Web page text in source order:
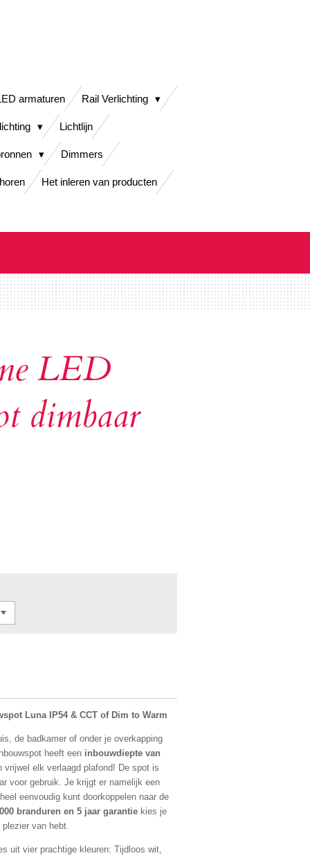
armaturen Rail Verlichting
Lichtlijn
Dimmers
Het inleren van producten
LED
dimbaar
Luna IP54 & CCT of Dim to Warm
de badkamer of onder je overkapping
heeft een inbouwdiepte van
vrijwel elk verlaagd plafond! De spot is
voor gebruik. Je krijgt er namelijk een
eenvoudig kunt doorkoppelen naar de
branduren en 5 jaar garantie kies je
van hebt.
uit vier prachtige kleuren: Tijdloos wit,